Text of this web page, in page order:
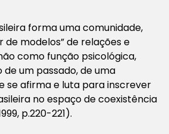
forma uma comunidade,
modelos” de relações e
como função psicológica,
de um passado, de uma
se afirma e luta para inscrever
no espaço de coexistência
p.220-221).